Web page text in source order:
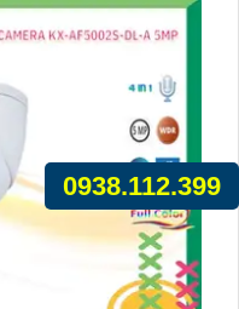
0938.112.399